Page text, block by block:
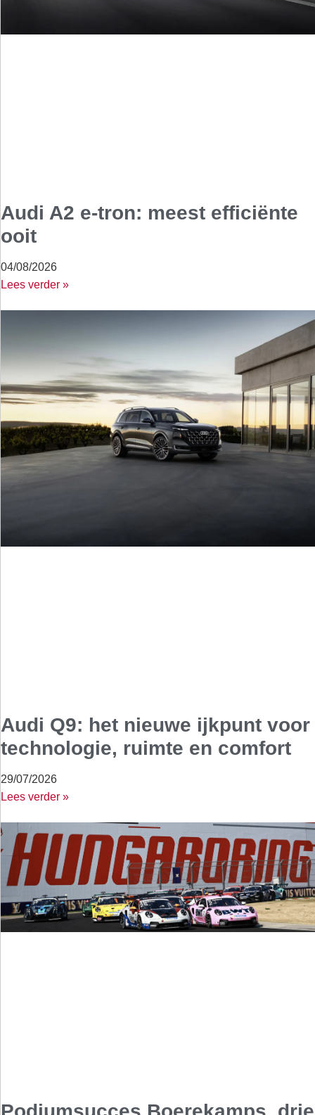
Audi A2 e-tron: meest efficiënte
ooit
04/08/2026
Lees verder »
Audi Q9: het nieuwe ijkpunt voor
technologie, ruimte en comfort
29/07/2026
Lees verder »